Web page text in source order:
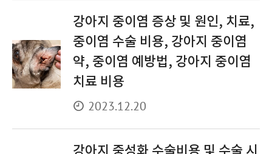
강아지 중이염 증상 및 원인, 치료,
중이염 수술 비용, 강아지 중이염
약, 중이염 예방법, 강아지 중이염
치료 비용
2023.12.20